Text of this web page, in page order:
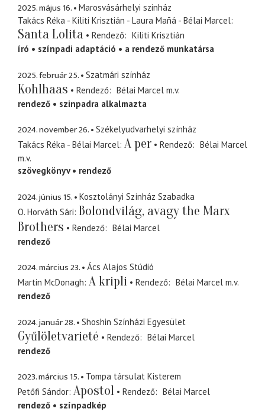
2025. május 16.
Marosvásárhelyi szinház
Takács Réka - Kiliti Krisztián - Laura Mañá - Bélai Marcel
Santa Lolita Rendező
Kiliti Krisztián
író
színpadi adaptáció a rendező munkatársa
2025. február 25. Szatmári színház
Kohlhaas Rendező Bélai Marcel m.v.
rendező
szinpadra alkalmazta
2024. november 26.
Székelyudvarhelyi színház
Takács Réka - Bélai Marcel A per Rendező
Bélai Marcel
m.v.
szövegkönyv
rendező
2024. június 15.
Kosztolányi Színház Szabadka
O. Horváth Sári Bolondvilág, avagy the Marx
Brothers
Rendező
Bélai Marcel
rendező
2024. március 23.
Ács Alajos Stúdió
Martin McDonagh A kripli Rendező Bélai Marcel m.v.
rendező
2024. január 28. Shoshin Színházi Egyesület
Gyűlöletvarieté Rendező
Bélai Marcel
rendező
2023. március 15.
Tompa társulat Kisterem
Petőfi Sándor Apostol Rendező
Bélai Marcel
rendező
színpadkép